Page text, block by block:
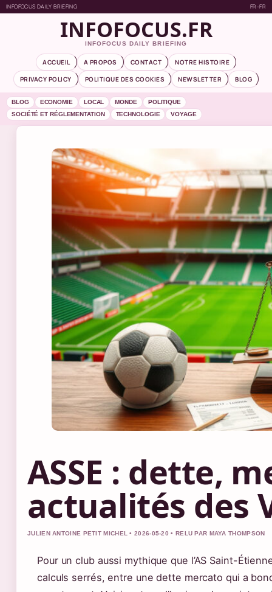
INFOFOCUS DAILY BRIEFING FR-FR
INFOFOCUS.FR
INFOFOCUS DAILY BRIEFING
ACCUEIL A PROPOS CONTACT
NOTRE HISTOIRE
PRIVACY POLICY
POLITIQUE DES COOKIES NEWSLETTER BLOG
BLOG ECONOMIE LOCAL MONDE
POLITIQUE
SOCIÉTÉ ET RÉGLEMENTATION
TECHNOLOGIE VOYAGE
ASSE : dette,
actualités des
JULIEN ANTOINE PETIT MICHEL • 2026-05-20 • RELU PAR MAYA THOMPSON
Pour un club aussi mythique que l’AS Saint-
calculs serrés, entre une dette mercato qui a